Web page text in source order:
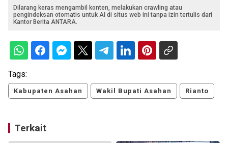
Dilarang keras mengambil konten, melakukan crawling atau
pengindeksan otomatis untuk AI di situs web ini tanpa izin tertulis dari
Kantor Berita ANTARA.
Tags:
Kabupaten Asahan Wakil Bupati Asahan Rianto
Terkait